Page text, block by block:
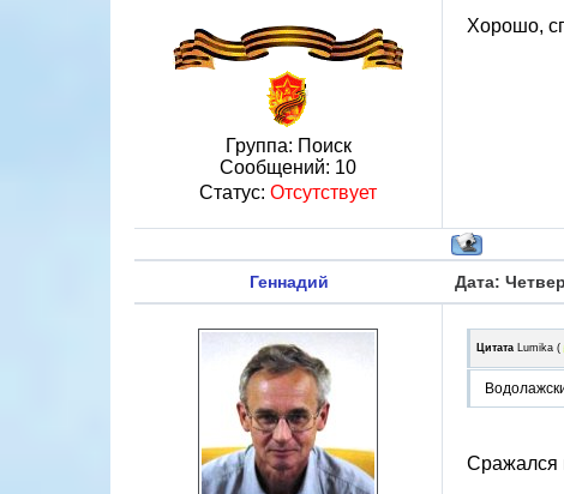
Группа: Поиск
Сообщений: 10
Статус: Отсутствует
Хорошо,
Геннадий Дата:
Цитата Lumika (
Сражался